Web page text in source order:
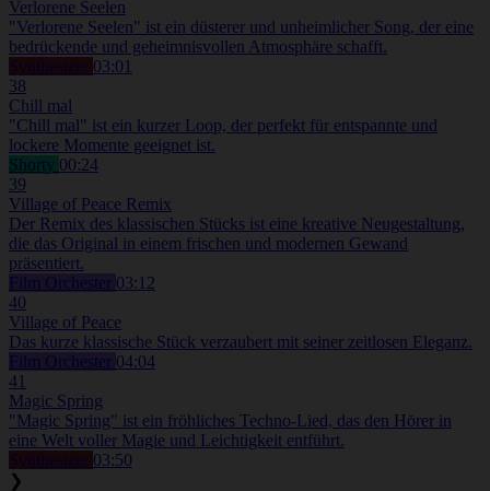
Verlorene Seelen
"Verlorene Seelen" ist ein düsterer und unheimlicher Song, der eine
bedrückende und geheimnisvollen Atmosphäre schafft.
Synthesizer 03:01
38
Chill mal
"Chill mal" ist ein kurzer Loop, der perfekt für entspannte und
lockere Momente geeignet ist.
Shorty 00:24
39
Village of Peace Remix
Der Remix des klassischen Stücks ist eine kreative Neugestaltung,
die das Original in einem frischen und modernen Gewand
präsentiert.
03:12
40
Village of Peace
Das kurze klassische Stück verzaubert mit seiner zeitlosen Eleganz.
04:04
41
Magic Spring
"Magic Spring" ist ein fröhliches Techno-Lied, das den Hörer in
eine Welt voller Magie und Leichtigkeit entführt.
Synthesizer 03:50
❯